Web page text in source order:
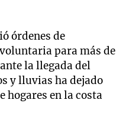
órdenes de
para más de
la llegada del
y lluvias ha dejado
hogares en la costa